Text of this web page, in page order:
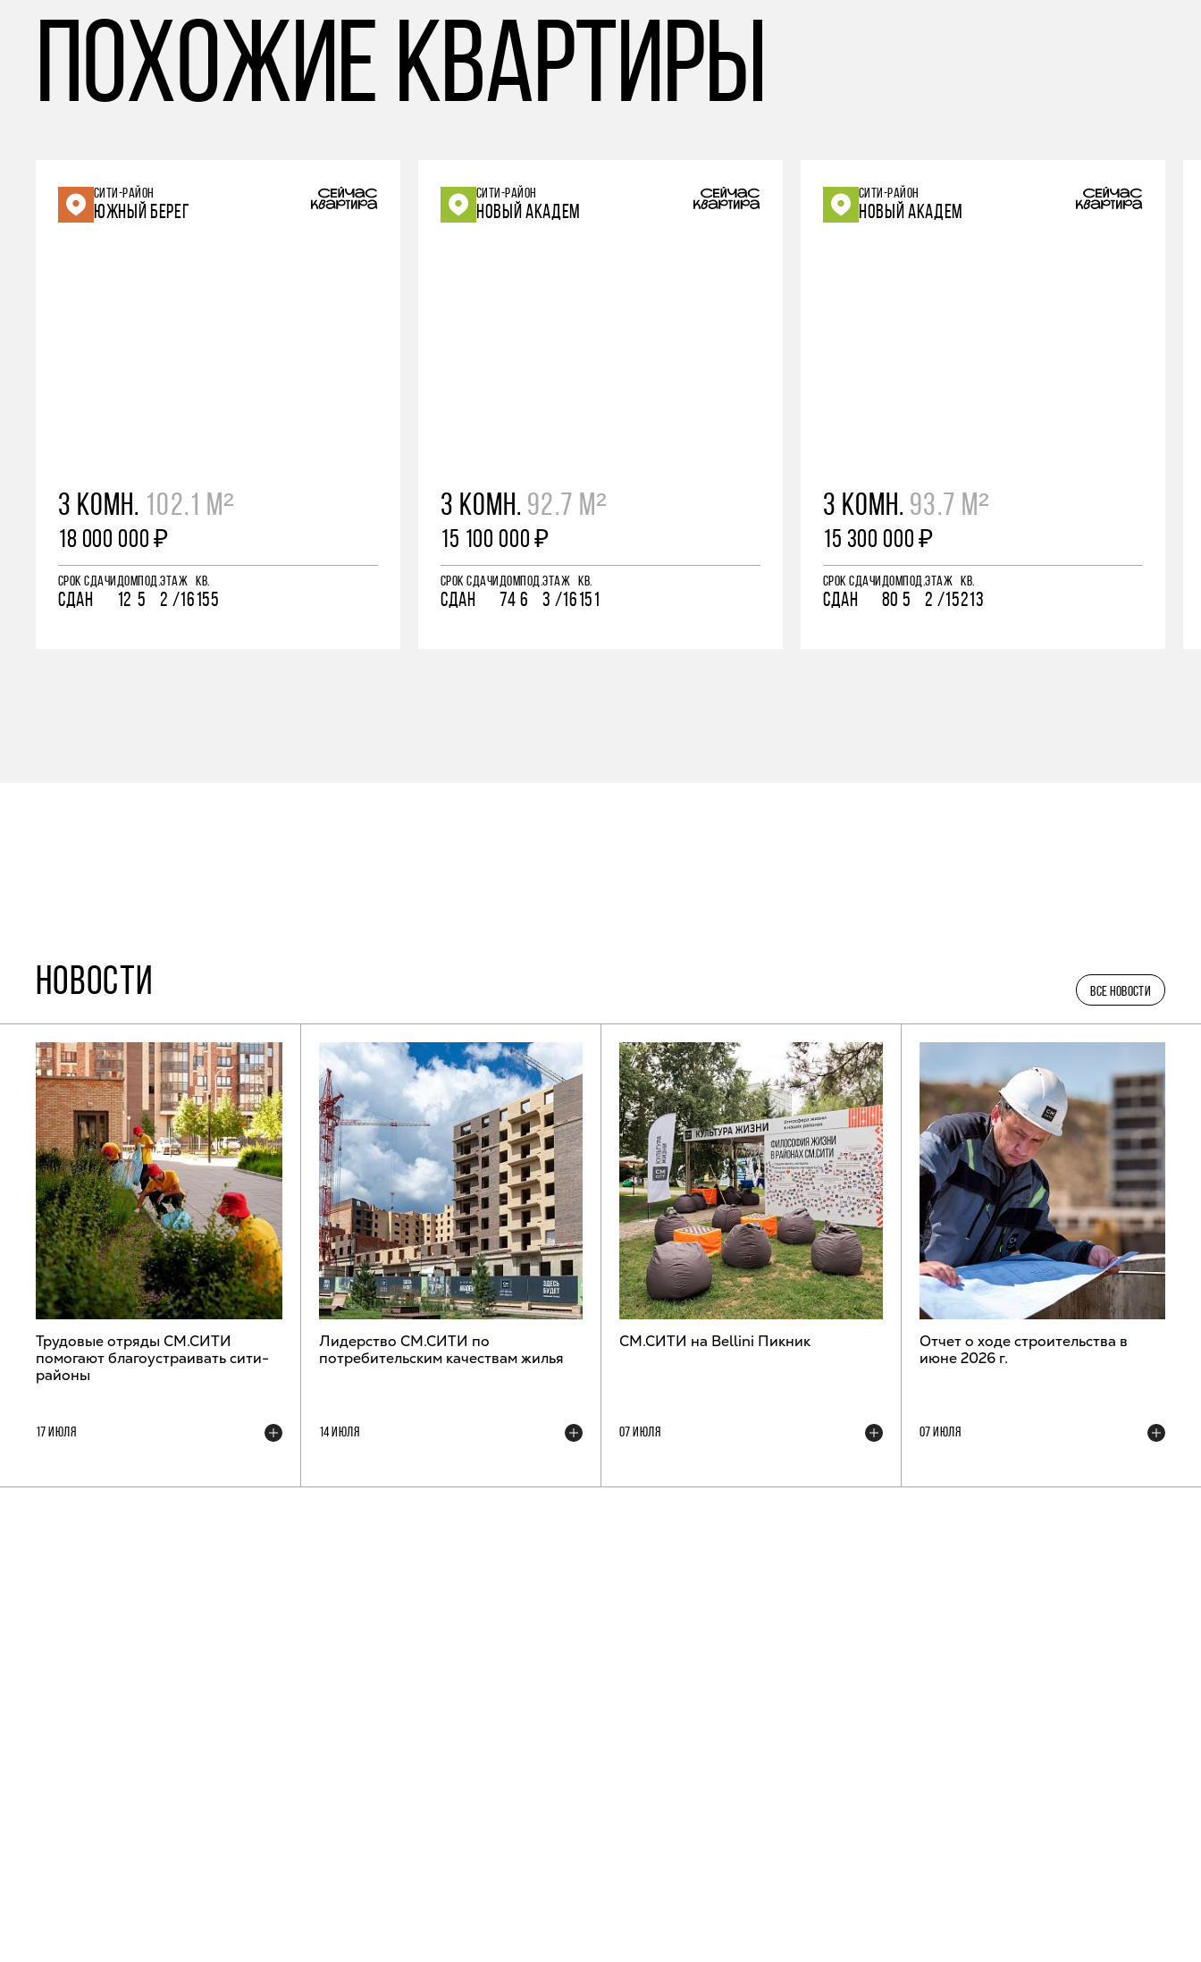
похожие квартиры
СИТИ-РАЙОН
ЮЖНЫЙ БЕРЕГ
3 КОМН. 102.1 М²
18 000 000 ₽
СРОК СДАЧИ
СДАН
ДОМ
12
ПОД.
5
ЭТАЖ
2 /16
КВ.
155
СИТИ-РАЙОН
НОВЫЙ АКАДЕМ
3 КОМН. 92.7 М²
15 100 000 ₽
СРОК СДАЧИ
СДАН
ДОМ
74
ПОД.
6
ЭТАЖ
3 /16
КВ.
151
СИТИ-РАЙОН
НОВЫЙ АКАДЕМ
3 КОМН. 93.7 М²
15 300 000 ₽
СРОК СДАЧИ
СДАН
ДОМ
80
ПОД.
5
ЭТАЖ
2 /15
КВ.
213
НОВОСТИ ВСЕ НОВОСТИ
Трудовые отряды СМ.СИТИ
помогают благоустраивать сити-
районы
17 ИЮЛЯ
Лидерство СМ.СИТИ по
потребительским качествам жилья
14 ИЮЛЯ
СМ.СИТИ на Bellini Пикник
07 ИЮЛЯ
Отчет о ходе строительства в
июне 2026 г.
07 ИЮЛЯ